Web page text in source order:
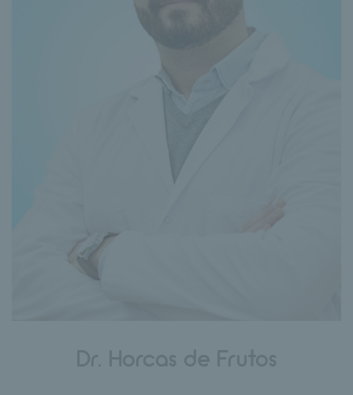
Dr. Horcas de Frutos